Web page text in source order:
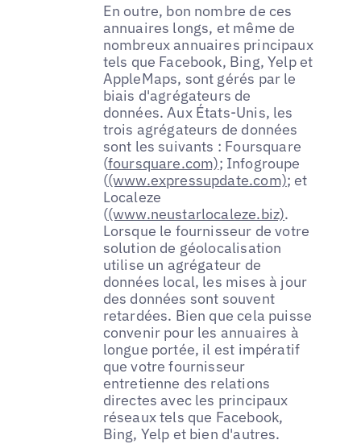
En outre, bon nombre de ces
annuaires longs, et même de
nombreux annuaires principaux
tels que Facebook, Bing, Yelp et
AppleMaps, sont gérés par le
biais d'agrégateurs de
données. Aux États-Unis, les
trois agrégateurs de données
sont les suivants : Foursquare
(foursquare.com); Infogroupe
((www.expressupdate.com); et
Localeze
((www.neustarlocaleze.biz).
Lorsque le fournisseur de votre
solution de géolocalisation
utilise un agrégateur de
données local, les mises à jour
des données sont souvent
retardées. Bien que cela puisse
convenir pour les annuaires à
longue portée, il est impératif
que votre fournisseur
entretienne des relations
directes avec les principaux
réseaux tels que Facebook,
Bing, Yelp et bien d'autres.